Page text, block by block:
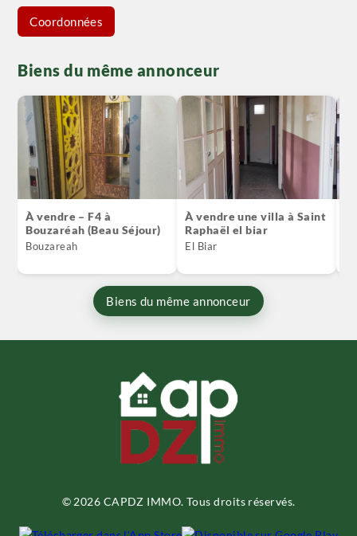
Coordonnées
Biens du même annonceur
À vendre – F4 à
Bouzaréah (Beau Séjour)
Bouzareah
À vendre une villa à Saint
Raphaël el biar
El Biar
Biens du même annonceur
© 2026 CAPDZ IMMO. Tous droits réservés.